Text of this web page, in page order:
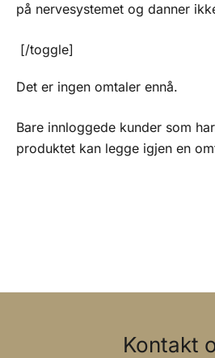
på nervesystemet og danner
[/toggle]
Det er ingen omtaler ennå.
Bare innloggede kunder som
produktet kan legge igjen en
Kontakt